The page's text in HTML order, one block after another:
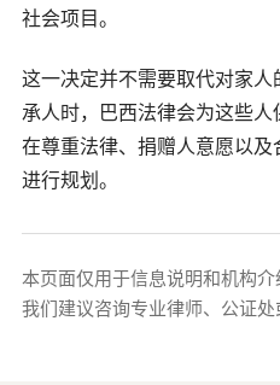
社会项目。
这一决定并不需要取代对家
承人时，巴西法律会为这些
在尊重法律、捐赠人意愿以
进行规划。
本页面仅用于信息说明和机构介
我们建议咨询专业律师、公证处